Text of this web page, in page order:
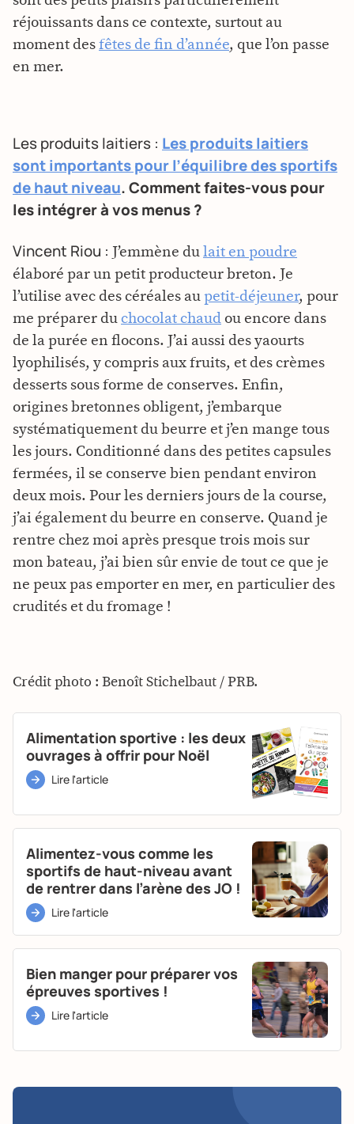
réjouissants dans ce contexte, surtout au
moment des fêtes de fin d’année, que l’on passe
en mer.
Les produits laitiers : Les produits laitiers
sont importants pour l’équilibre des sportifs
de haut niveau. Comment faites-vous pour
les intégrer à vos menus ?
Vincent Riou : J’emmène du lait en poudre
élaboré par un petit producteur breton. Je
l’utilise avec des céréales au petit-déjeuner, pour
me préparer du chocolat chaud ou encore dans
de la purée en flocons. J’ai aussi des yaourts
lyophilisés, y compris aux fruits, et des crèmes
desserts sous forme de conserves. Enfin,
origines bretonnes obligent, j’embarque
systématiquement du beurre et j’en mange tous
les jours. Conditionné dans des petites capsules
fermées, il se conserve bien pendant environ
deux mois. Pour les derniers jours de la course,
j’ai également du beurre en conserve. Quand je
rentre chez moi après presque trois mois sur
mon bateau, j’ai bien sûr envie de tout ce que je
ne peux pas emporter en mer, en particulier des
crudités et du fromage !
Crédit photo : Benoît Stichelbaut / PRB.
Alimentation sportive : les deux
ouvrages à offrir pour Noël
Lire l'article
Alimentez-vous comme les
sportifs de haut-niveau avant
de rentrer dans l’arène des JO !
Lire l'article
Bien manger pour préparer vos
épreuves sportives !
Lire l'article